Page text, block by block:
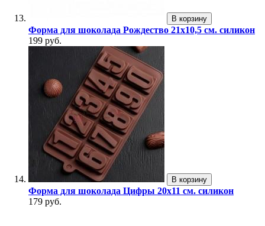
В корзину
Форма для шоколада Рождество 21x10,5 см. силикон
199 руб.
В корзину
Форма для шоколада Цифры 20х11 см. силикон
179 руб.